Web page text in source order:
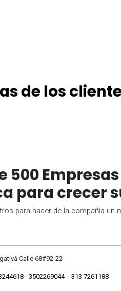
de los
500
para crecer
para hacer de la compañía un
Engativá Calle
- 3502269044- 313 7261188